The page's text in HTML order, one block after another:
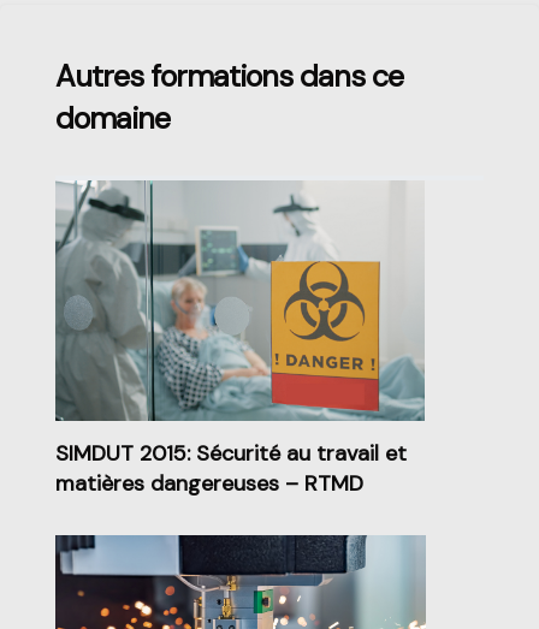
Autres formations dans ce
domaine
SIMDUT 2015: Sécurité au travail et
matières dangereuses – RTMD